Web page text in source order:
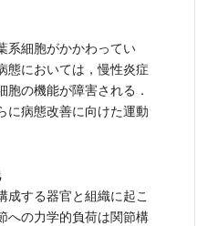
系細胞がかかわってい
態においては，慢性炎症
の機能が障害される．
に病態改善に向けた運動
する器官と組織に起こ
への力学的負荷は関節構